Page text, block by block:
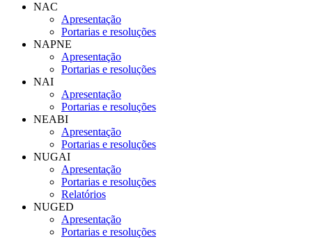
NAC
Apresentação
Portarias e resoluções
NAPNE
Apresentação
Portarias e resoluções
NAI
Apresentação
Portarias e resoluções
NEABI
Apresentação
Portarias e resoluções
NUGAI
Apresentação
Portarias e resoluções
Relatórios
NUGED
Apresentação
Portarias e resoluções